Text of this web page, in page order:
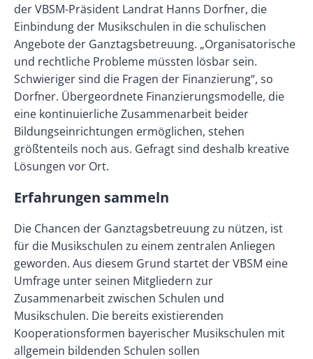
der VBSM-Präsident Landrat Hanns Dorfner, die
Einbindung der Musikschulen in die schulischen
Angebote der Ganztagsbetreuung. „Organisatorische
und rechtliche Probleme müssten lösbar sein.
Schwieriger sind die Fragen der Finanzierung“, so
Dorfner. Übergeordnete Finanzierungsmodelle, die
eine kontinuierliche Zusammenarbeit beider
Bildungseinrichtungen ermöglichen, stehen
größtenteils noch aus. Gefragt sind deshalb kreative
Lösungen vor Ort.
Erfahrungen sammeln
Die Chancen der Ganztagsbetreuung zu nützen, ist
für die Musikschulen zu einem zentralen Anliegen
geworden. Aus diesem Grund startet der VBSM eine
Umfrage unter seinen Mitgliedern zur
Zusammenarbeit zwischen Schulen und
Musikschulen. Die bereits existierenden
Kooperationsformen bayerischer Musikschulen mit
allgemein bildenden Schulen sollen